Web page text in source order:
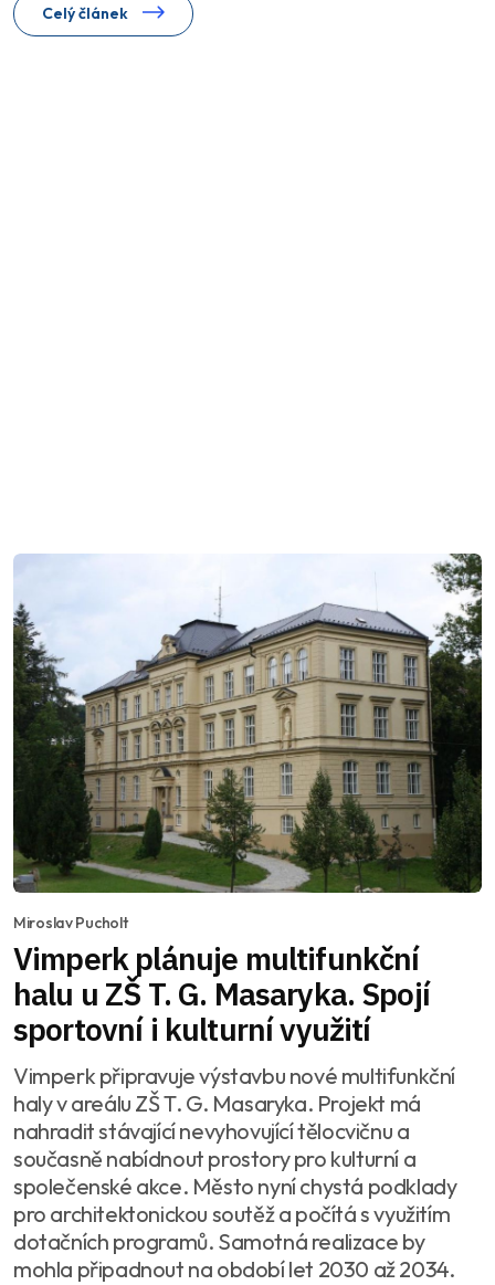
Celý článek
Miroslav Pucholt
Vimperk plánuje multifunkční
halu u ZŠ T. G. Masaryka. Spojí
sportovní i kulturní využití
Vimperk připravuje výstavbu nové multifunkční
haly v areálu ZŠ T. G. Masaryka. Projekt má
nahradit stávající nevyhovující tělocvičnu a
současně nabídnout prostory pro kulturní a
společenské akce. Město nyní chystá podklady
pro architektonickou soutěž a počítá s využitím
dotačních programů. Samotná realizace by
mohla připadnout na období let 2030 až 2034.